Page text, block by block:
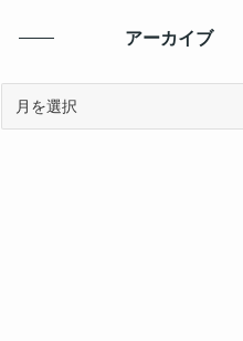
アーカイブ